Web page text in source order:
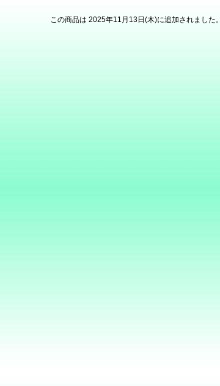
この商品は 2025年11月13日(木)に追加されました。